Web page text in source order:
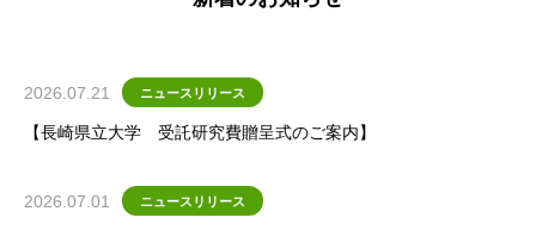
2026.07.21 ニュースリリース
【長崎県立大学 受託研究費贈呈式のご案内】
2026.07.01 ニュースリリース